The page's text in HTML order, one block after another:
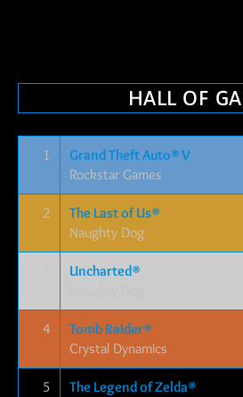
HALL OF
1
Grand Theft Auto® V
Rockstar Games
2
The Last of Us®
Naughty Dog
Uncharted®
4
Tomb Raider®
Crystal Dynamics
5
The Legend of Zelda®